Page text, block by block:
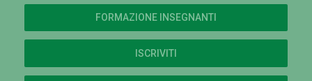
FORMAZIONE INSEGNANTI
ISCRIVITI